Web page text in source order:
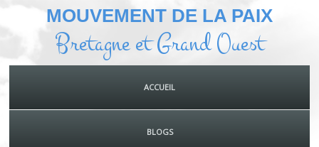
MOUVEMENT DE LA PAIX
Bretagne et Grand Ouest
ACCUEIL
BLOGS